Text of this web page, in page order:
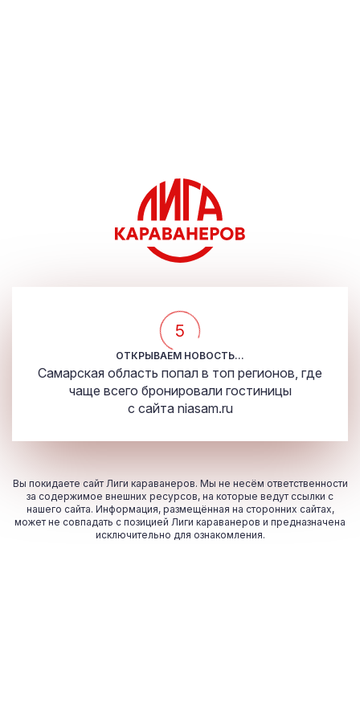
5
ОТКРЫВАЕМ НОВОСТЬ...
Самарская область попал в топ регионов, где
чаще всего бронировали гостиницы
с сайта niasam.ru
Вы покидаете сайт Лиги караванеров. Мы не несём ответственности
за содержимое внешних ресурсов, на которые ведут ссылки с
нашего сайта. Информация, размещённая на сторонних сайтах,
может не совпадать с позицией Лиги караванеров и предназначена
исключительно для ознакомления.